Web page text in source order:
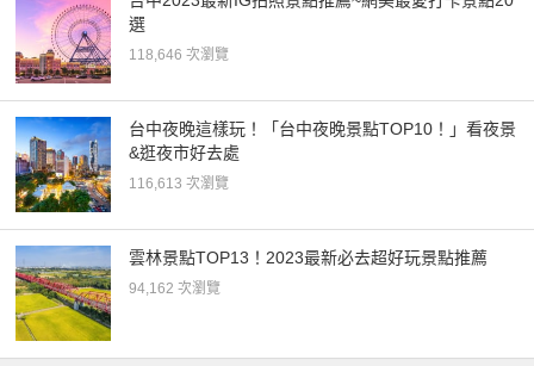
選
118,646 次瀏覽
台中夜晚這樣玩！「台中夜晚景點TOP10！」看夜景
&逛夜市好去處
116,613 次瀏覽
雲林景點TOP13！2023最新必去超好玩景點推薦
94,162 次瀏覽